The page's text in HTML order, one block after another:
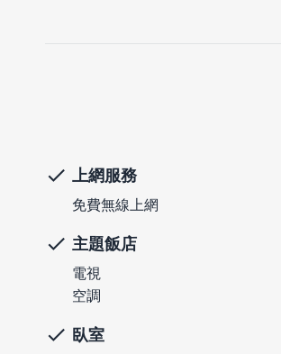
上網服務
免費無線上網
主題飯店
電視
空調
臥室